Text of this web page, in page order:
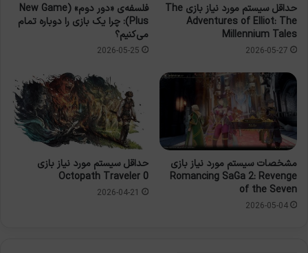
حداقل سیستم مورد نیاز بازی The
Adventures of Elliot: The
Millennium Tales
2026-05-27
فلسفه‌ی «دور دوم» (New Game
Plus): چرا یک بازی را دوباره تمام
می‌کنیم؟
2026-05-25
مشخصات سیستم مورد نیاز بازی
Romancing SaGa 2: Revenge
of the Seven
2026-05-04
حداقل سیستم مورد نیاز بازی
Octopath Traveler 0
2026-04-21